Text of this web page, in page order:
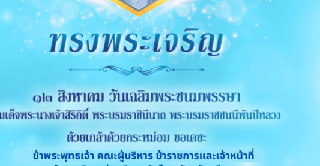
แผนการดำเนินงานประจำปีงบประมาณ พ.ศ.2565
รายงานผลการดำเนินงานประจำปีงบประมาณ พ.ศ.2565
รายงานการติดตามและประเมินผลแผนพัฒนาท้องถิ่น (พ.ศ.2561-2565)